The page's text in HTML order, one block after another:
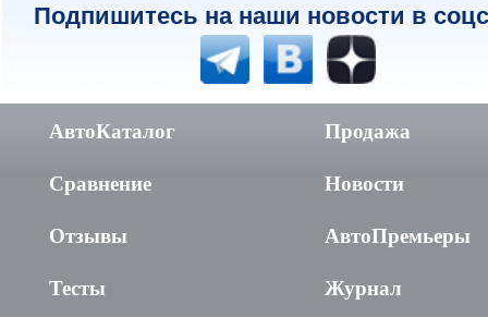
Подпишитесь на наши новости в
АвтоКаталог
Сравнение
Отзывы
Тесты
Продажа
Новости
АвтоПремьеры
Журнал